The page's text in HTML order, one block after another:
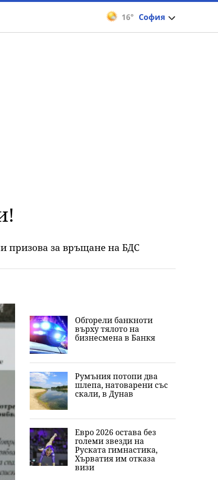
16° София
призова за връщане на БДС
Обгорели банкноти
върху тялото на
бизнесмена в Банкя
Румъния потопи два
шлепа, натоварени със
скали, в Дунав
Евро 2026 остава без
големи звезди на
Руската гимнастика,
Хърватия им отказа
визи